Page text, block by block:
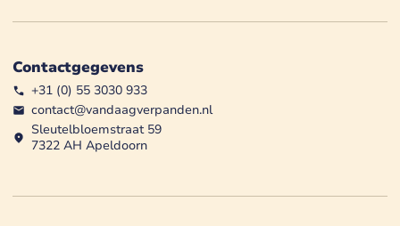
Contactgegevens
+31 (0) 55 3030 933
contact@vandaagverpanden.nl
Sleutelbloemstraat 59
7322 AH Apeldoorn